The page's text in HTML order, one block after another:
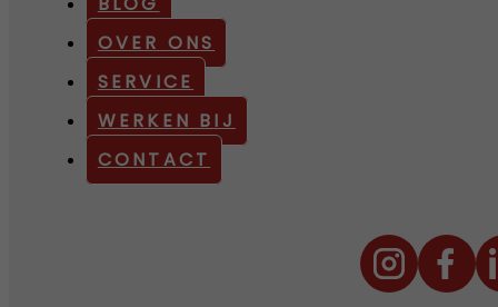
OVER ONS
SERVICE
WERKEN BIJ
CONTACT